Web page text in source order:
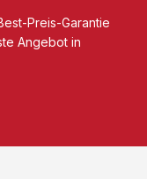
Preis-Garantie
Angebot in